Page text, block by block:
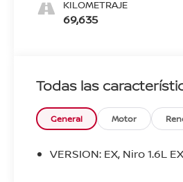
KILOMETRAJE
69,635
Todas las
General Motor
VERSION: EX, Niro 1.6L